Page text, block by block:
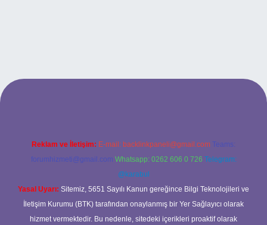
Reklam ve İletişim: E-mail: backlinkpaneli@gmail.com Teams:
forumhizmeti@gmail.com Whatsapp: 0262 606 0 726 Telegram:
@karabul
Yasal Uyarı: Sitemiz, 5651 Sayılı Kanun gereğince Bilgi Teknolojileri ve
İletişim Kurumu (BTK) tarafından onaylanmış bir Yer Sağlayıcı olarak
hizmet vermektedir. Bu nedenle, sitedeki içerikleri proaktif olarak